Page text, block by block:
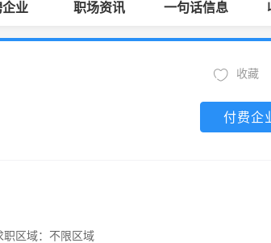
业 职场资讯 一句话信息
收藏
付费企
职区域： 不限区域